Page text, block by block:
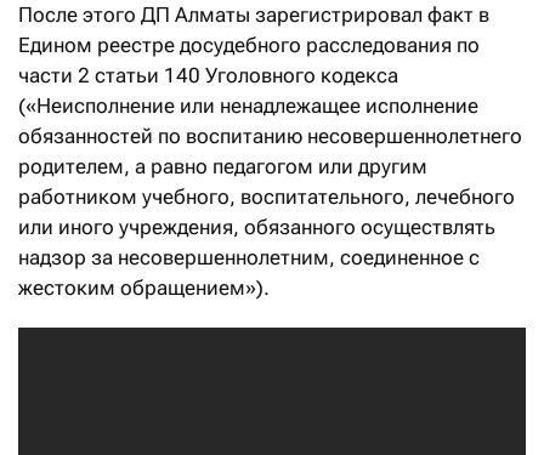
После этого ДП Алматы зарегистрировал факт в
Едином реестре досудебного расследования по
части 2 статьи 140 Уголовного кодекса
(«Неисполнение или ненадлежащее исполнение
обязанностей по воспитанию несовершеннолетнего
родителем, а равно педагогом или другим
работником учебного, воспитательного, лечебного
или иного учреждения, обязанного осуществлять
надзор за несовершеннолетним, соединенное с
жестоким обращением»).